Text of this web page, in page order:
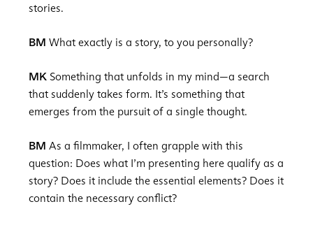
stories.
BM What exactly is a story, to you personally?
MK Something that unfolds in my mind—a search
that suddenly takes form. It’s something that
emerges from the pursuit of a single thought.
BM As a filmmaker, I often grapple with this
question: Does what I’m presenting here qualify as a
story? Does it include the essential elements? Does it
contain the necessary conflict?